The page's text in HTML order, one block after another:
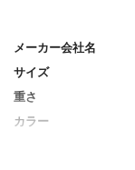
メーカー会社名
サイズ
重さ
カラー